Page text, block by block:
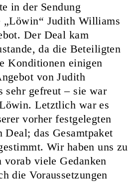
in der Sendung
„Löwin“ Judith Williams
Der Deal kam
da die Beteiligten
Konditionen einigen
von Judith
sehr gefreut – sie war
Letztlich war es
vorher festgelegten
Deal; das Gesamtpaket
Wir haben uns zu
viele Gedanken
die Voraussetzungen